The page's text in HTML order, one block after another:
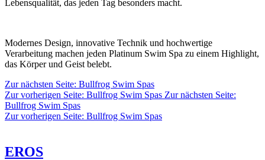
Lebensqualität, das jeden Tag besonders macht.
Modernes Design, innovative Technik und hochwertige
Verarbeitung machen jeden Platinum Swim Spa zu einem Highlight,
das Körper und Geist belebt.
Zur nächsten Seite: Bullfrog Swim Spas
Zur vorherigen Seite: Bullfrog Swim Spas Zur nächsten Seite:
Bullfrog Swim Spas
Zur vorherigen Seite: Bullfrog Swim Spas
EROS